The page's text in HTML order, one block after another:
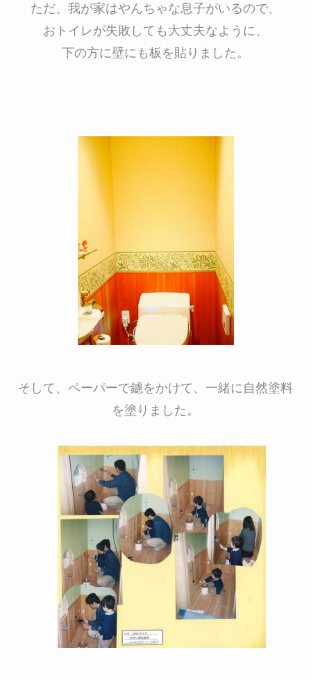
ただ、我が家はやんちゃな息子がいるので、
おトイレが失敗しても大丈夫なように、
下の方に壁にも板を貼りました。
そして、ペーパーで鑢をかけて、一緒に自然塗料
を塗りました。